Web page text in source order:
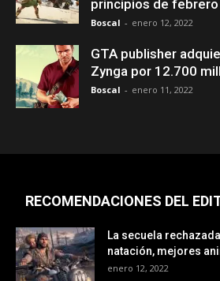
principios de febrero
Boscal - enero 12, 2022
GTA publisher
Zynga por 12.700
Boscal - enero 11, 2022
RECOMENDACIONES DEL
La secuela
natación, mejores
enero 12, 2022